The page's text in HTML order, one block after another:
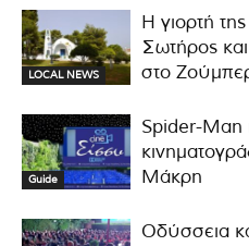
LOCAL NEWS
Η γιορτή
Σωτήρος
στο
Guide
Spider-Man
Μάκρη
Οδύσσεια